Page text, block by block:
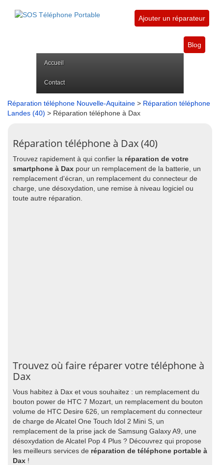
Ajouter un réparateur
Blog
Accueil
Contact
Réparation téléphone Nouvelle-Aquitaine > Réparation téléphone
Landes (40) > Réparation téléphone à Dax
Réparation téléphone à Dax (40)
Trouvez rapidement à qui confier la réparation de votre
smartphone à Dax pour un remplacement de la batterie, un
remplacement d'écran, un remplacement du connecteur de
charge, une désoxydation, une remise à niveau logiciel ou
toute autre réparation.
Trouvez où faire réparer votre téléphone à
Dax
Vous habitez à Dax et vous souhaitez : un remplacement du
bouton power de HTC 7 Mozart, un remplacement du bouton
volume de HTC Desire 626, un remplacement du connecteur
de charge de Alcatel One Touch Idol 2 Mini S, un
remplacement de la prise jack de Samsung Galaxy A9, une
désoxydation de Alcatel Pop 4 Plus ? Découvrez qui propose
les meilleurs services de réparation de téléphone portable à
Dax !